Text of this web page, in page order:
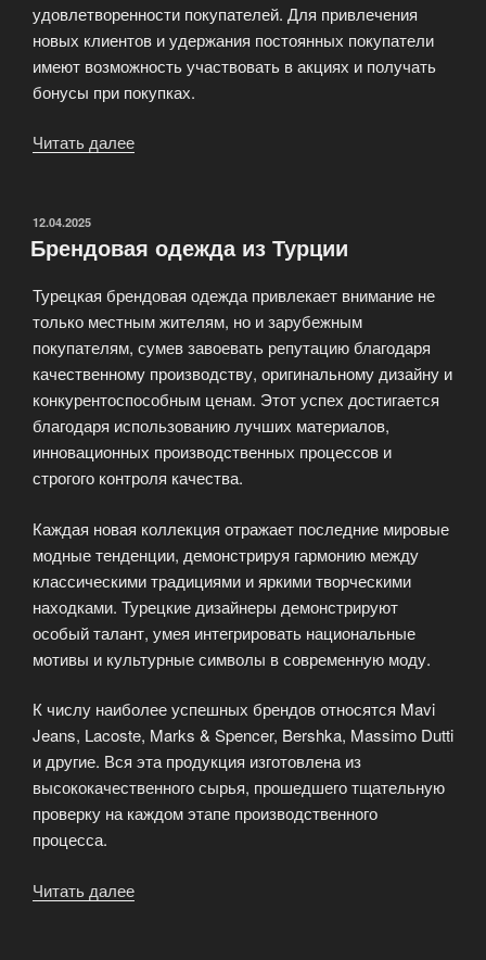
удовлетворенности покупателей. Для привлечения
новых клиентов и удержания постоянных покупатели
имеют возможность участвовать в акциях и получать
бонусы при покупках.
Читать далее
одежды»
ОПУБЛИКОВАНО
12.04.2025
Брендовая одежда из Турции
Турецкая брендовая одежда привлекает внимание не
только местным жителям, но и зарубежным
покупателям, сумев завоевать репутацию благодаря
качественному производству, оригинальному дизайну и
конкурентоспособным ценам. Этот успех достигается
благодаря использованию лучших материалов,
инновационных производственных процессов и
строгого контроля качества.
Каждая новая коллекция отражает последние мировые
модные тенденции, демонстрируя гармонию между
классическими традициями и яркими творческими
находками. Турецкие дизайнеры демонстрируют
особый талант, умея интегрировать национальные
мотивы и культурные символы в современную моду.
К числу наиболее успешных брендов относятся Mavi
Jeans, Lacoste, Marks & Spencer, Bershka, Massimo Dutti
и другие. Вся эта продукция изготовлена из
высококачественного сырья, прошедшего тщательную
проверку на каждом этапе производственного
процесса.
Читать далее